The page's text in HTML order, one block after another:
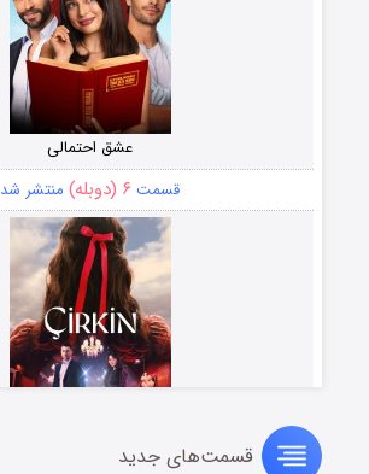
عشق احتمالی
قسمت ۶ (دوبله) منتشر شد
سریال زشتقسمت‌های جدید